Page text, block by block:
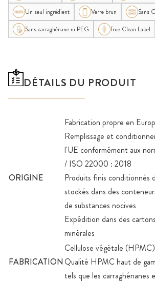
Un seul ingrédient
Verre brun
Sans
Sans carraghénane ni PEG
True Clean Label
DÉTAILS DU PRODUIT
ORIGINE
Fabrication propre en
Remplissage et
l'UE conformément aux
/ ISO 22000 : 2018
Produits finis conditionnés
stockés dans des
de substances nocives
Expédition dans des
minérales
FABRICATION
Cellulose végétale
Qualité HPMC haut de
tels que les carraghénanes